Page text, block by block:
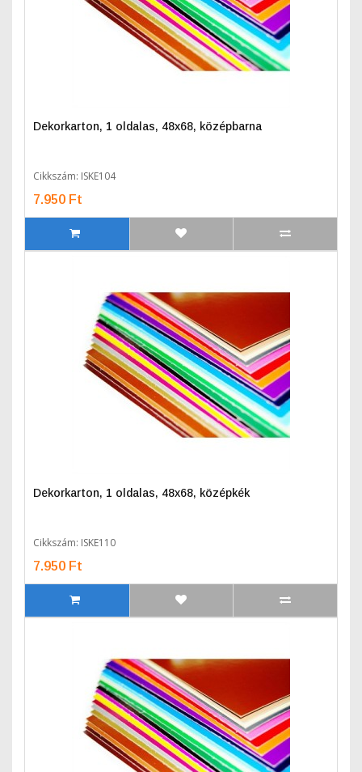
Dekorkarton, 1 oldalas, 48x68, középbarna
Cikkszám: ISKE104
7.950 Ft
Dekorkarton, 1 oldalas, 48x68, középkék
Cikkszám: ISKE110
7.950 Ft